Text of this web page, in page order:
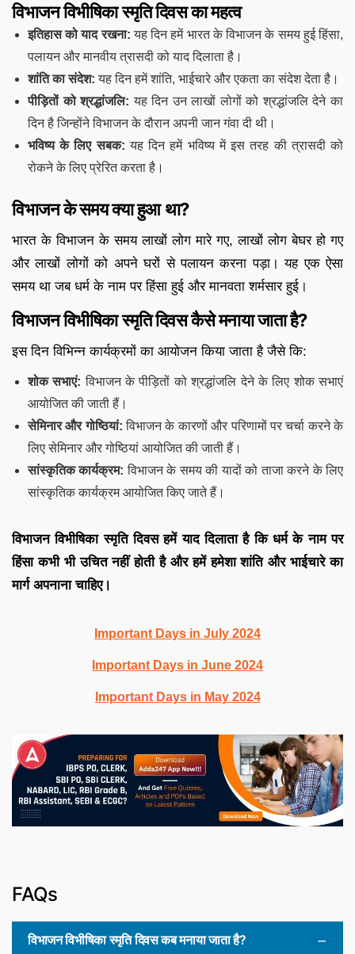
विभाजन विभीषिका स्मृति दिवस का महत्व
इतिहास को याद रखना: यह दिन हमें भारत के विभाजन के समय हुई हिंसा,
पलायन और मानवीय त्रासदी को याद दिलाता है।
शांति का संदेश: यह दिन हमें शांति, भाईचारे और एकता का संदेश देता है।
पीड़ितों को श्रद्धांजलि: यह दिन उन लाखों लोगों को श्रद्धांजलि देने का
दिन है जिन्होंने विभाजन के दौरान अपनी जान गंवा दी थी।
भविष्य के लिए सबक: यह दिन हमें भविष्य में इस तरह की त्रासदी को
रोकने के लिए प्रेरित करता है।
विभाजन के समय क्या हुआ था?
भारत के विभाजन के समय लाखों लोग मारे गए, लाखों लोग बेघर हो गए
और लाखों लोगों को अपने घरों से पलायन करना पड़ा। यह एक ऐसा
समय था जब धर्म के नाम पर हिंसा हुई और मानवता शर्मसार हुई।
विभाजन विभीषिका स्मृति दिवस कैसे मनाया जाता है?
इस दिन विभिन्न कार्यक्रमों का आयोजन किया जाता है जैसे कि:
शोक सभाएं: विभाजन के पीड़ितों को श्रद्धांजलि देने के लिए शोक सभाएं
आयोजित की जाती हैं।
सेमिनार और गोष्ठियां: विभाजन के कारणों और परिणामों पर चर्चा करने के
लिए सेमिनार और गोष्ठियां आयोजित की जाती हैं।
सांस्कृतिक कार्यक्रम: विभाजन के समय की यादों को ताजा करने के लिए
सांस्कृतिक कार्यक्रम आयोजित किए जाते हैं।
विभाजन विभीषिका स्मृति दिवस हमें याद दिलाता है कि धर्म के नाम पर
हिंसा कभी भी उचित नहीं होती है और हमें हमेशा शांति और भाईचारे का
मार्ग अपनाना चाहिए।
Important Days in July 2024
Important Days in June 2024
Important Days in May 2024
FAQs
विभाजन विभीषिका स्मृति दिवस कब मनाया जाता है?